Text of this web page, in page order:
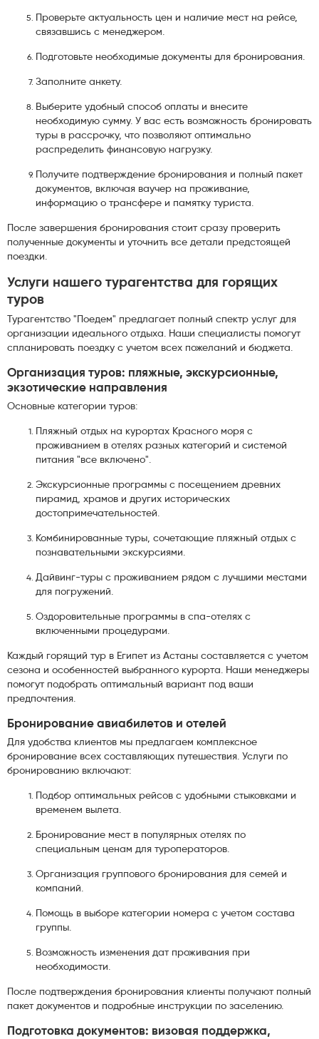
Проверьте актуальность цен и наличие мест на рейсе,
связавшись с менеджером.
Подготовьте необходимые документы для бронирования.
Заполните анкету.
Выберите удобный способ оплаты и внесите
необходимую сумму. У вас есть возможность бронировать
туры в рассрочку, что позволяют оптимально
распределить финансовую нагрузку.
Получите подтверждение бронирования и полный пакет
документов, включая ваучер на проживание,
информацию о трансфере и памятку туриста.
После завершения бронирования стоит сразу проверить
полученные документы и уточнить все детали предстоящей
поездки.
Услуги нашего турагентства для горящих
туров
Турагентство "Поедем" предлагает полный спектр услуг для
организации идеального отдыха. Наши специалисты помогут
спланировать поездку с учетом всех пожеланий и бюджета.
Организация туров: пляжные, экскурсионные,
экзотические направления
Основные категории туров:
Пляжный отдых на курортах Красного моря с
проживанием в отелях разных категорий и системой
питания "все включено".
Экскурсионные программы с посещением древних
пирамид, храмов и других исторических
достопримечательностей.
Комбинированные туры, сочетающие пляжный отдых с
познавательными экскурсиями.
Дайвинг-туры с проживанием рядом с лучшими местами
для погружений.
Оздоровительные программы в спа-отелях с
включенными процедурами.
Каждый горящий тур в Египет из Астаны составляется с учетом
сезона и особенностей выбранного курорта. Наши менеджеры
помогут подобрать оптимальный вариант под ваши
предпочтения.
Бронирование авиабилетов и отелей
Для удобства клиентов мы предлагаем комплексное
бронирование всех составляющих путешествия. Услуги по
бронированию включают:
Подбор оптимальных рейсов с удобными стыковками и
временем вылета.
Бронирование мест в популярных отелях по
специальным ценам для туроператоров.
Организация группового бронирования для семей и
компаний.
Помощь в выборе категории номера с учетом состава
группы.
Возможность изменения дат проживания при
необходимости.
После подтверждения бронирования клиенты получают полный
пакет документов и подробные инструкции по заселению.
Подготовка документов: визовая поддержка,